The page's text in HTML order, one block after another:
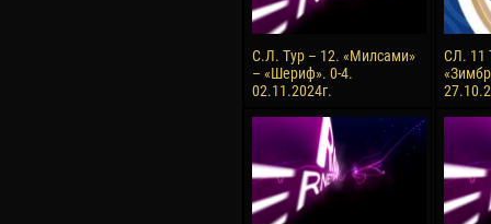
С.Л. Тур – 12. «Милсами»
– «Шериф». 0-4.
02.11.2024г.
СЛ. 11